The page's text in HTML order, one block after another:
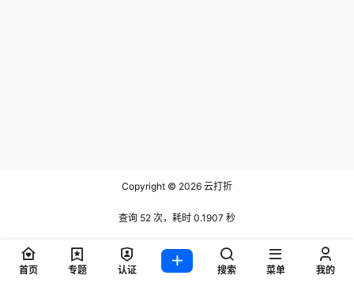
Copyright © 2026 云打折
查询 52 次，耗时 0.1907 秒
首页 专题 认证 搜索 菜单 我的